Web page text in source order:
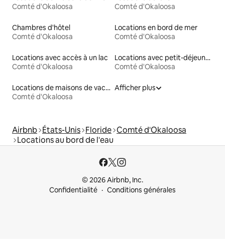
Comté d'Okaloosa
Comté d'Okaloosa
Chambres d'hôtel
Comté d'Okaloosa
Locations en bord de mer
Comté d'Okaloosa
Locations avec accès à un lac
Comté d'Okaloosa
Locations avec petit-déjeuner
Comté d'Okaloosa
Locations de maisons de vacances
Comté d'Okaloosa
Afficher plus
Airbnb États-Unis Floride Comté d'Okaloosa
Locations au bord de l'eau
© 2026 Airbnb, Inc.
Confidentialité
Conditions générales